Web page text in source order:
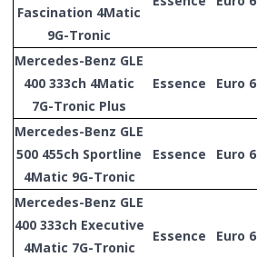
Fascination 4Matic
9G-Tronic
Mercedes-Benz GLE
400 333ch 4Matic
7G-Tronic Plus
Essence Euro 6
Mercedes-Benz GLE
500 455ch Sportline
4Matic 9G-Tronic
Essence Euro 6
Mercedes-Benz GLE
400 333ch Executive
4Matic 7G-Tronic
Essence Euro 6